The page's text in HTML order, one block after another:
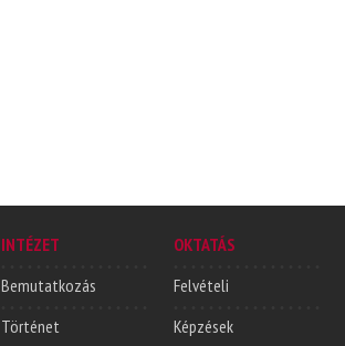
INTÉZET
Bemutatkozás
Történet
OKTATÁS
Felvételi
Képzések